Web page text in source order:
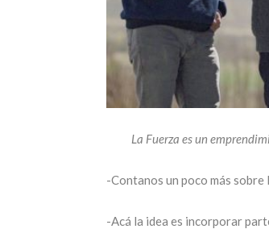
La Fuerza es un
-Contanos un poco más
-Acá la idea es incorporar